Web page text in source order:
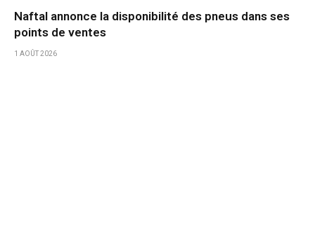
Naftal annonce la disponibilité des pneus dans ses
points de ventes
1 AOÛT 2026